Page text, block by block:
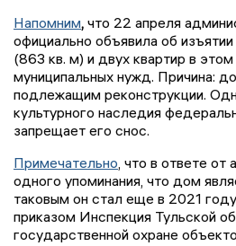
Напомним, что 22 апреля
официально объявила об
(863 кв. м) и двух квартир в
муниципальных нужд. Причина:
подлежащим реконструкции.
культурного наследия
запрещает его снос.
Примечательно , что в ответе
одного упоминания, что дом
таковым он стал еще в 2021
приказом Инспекция Тульской
государственной охране